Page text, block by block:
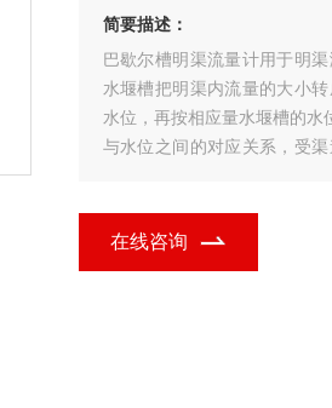
简要描述：
巴歇尔槽明渠流量计用于明
水堰槽把明渠内流量的大小
水位，再按相应量水堰槽的
与水位之间的对应关系，受
至小。
在线咨询